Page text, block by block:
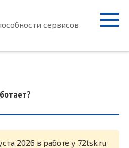
сервисов
2026 в работе у 72tsk.ru